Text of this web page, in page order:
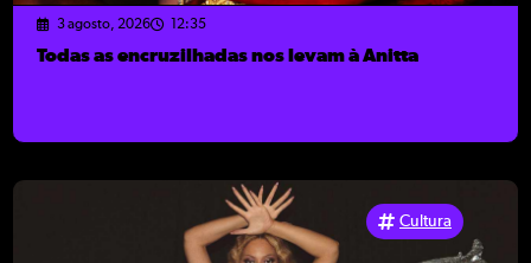
3 agosto, 2026 12:35
Todas as encruzilhadas nos levam à Anitta
Cultura